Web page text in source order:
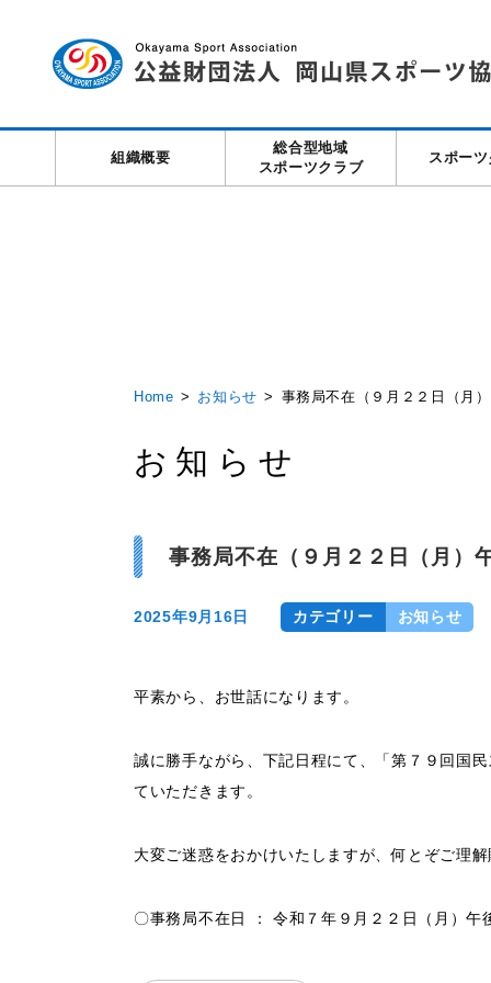
組織概要
総合型地域
スポーツクラブ
スポーツ
Home お知らせ 事務局不在（９月２２日（月
お知らせ
事務局不在（９月２２日（月）
2025年9月16日 カテゴリー お知らせ
平素から、お世話になります。
誠に勝手ながら、下記日程にて、「第７９回国
ていただきます。
大変ご迷惑をおかけいたしますが、何とぞご理
〇事務局不在日 ： 令和７年９月２２日（月）午